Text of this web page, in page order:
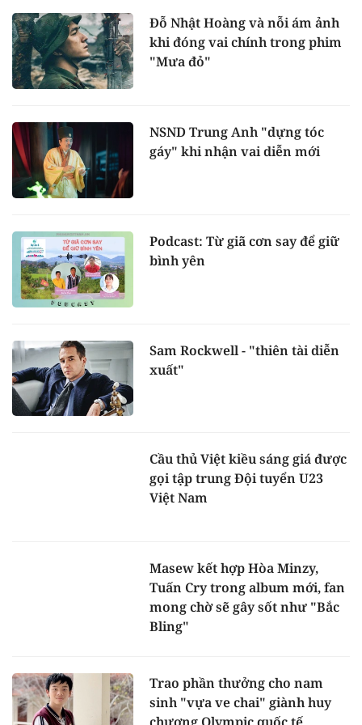
Đỗ Nhật Hoàng và nỗi ám ảnh
khi đóng vai chính trong phim
"Mưa đỏ"
NSND Trung Anh "dựng tóc
gáy" khi nhận vai diễn mới
Podcast: Từ giã cơn say để giữ
bình yên
Sam Rockwell - "thiên tài diễn
xuất"
Cầu thủ Việt kiều sáng giá được
gọi tập trung Đội tuyển U23
Việt Nam
Masew kết hợp Hòa Minzy,
Tuấn Cry trong album mới, fan
mong chờ sẽ gây sốt như "Bắc
Bling"
Trao phần thưởng cho nam
sinh "vựa ve chai" giành huy